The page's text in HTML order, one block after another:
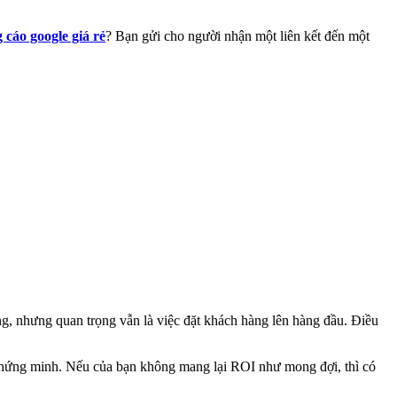
cáo google giá rẻ? Bạn gửi cho người nhận một liên kết đến một
nhưng quan trọng vẫn là việc đặt khách hàng lên hàng đầu. Điều
minh. Nếu của bạn không mang lại ROI như mong đợi, thì có